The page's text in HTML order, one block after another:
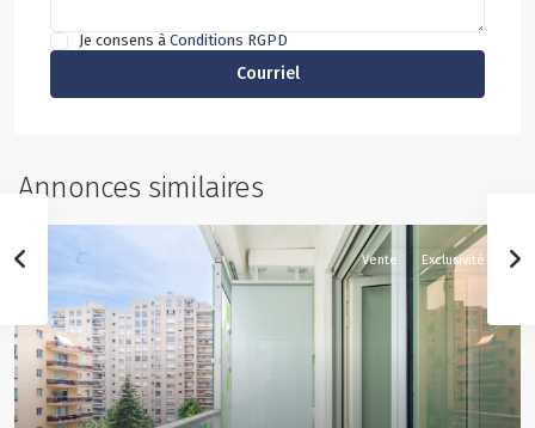
Je consens à Conditions RGPD
Annonces similaires
Vente Exclusivité